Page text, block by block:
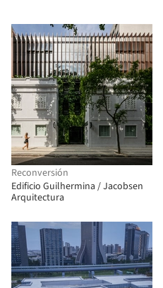
Reconversión
Edificio Guilhermina / Jacobsen
Arquitectura